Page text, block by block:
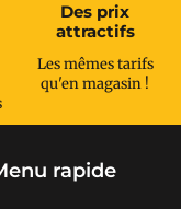
Des prix
attractifs
Les mêmes tarifs
qu'en magasin !
rapide